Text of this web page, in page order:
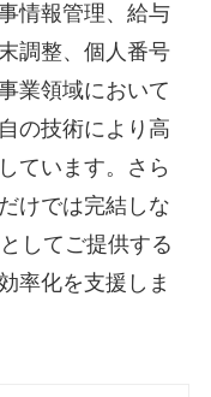
情報管理、給与
調整、個人番号
業領域において
の技術により高
ています。さら
けでは完結しな
してご提供する
率化を支援しま